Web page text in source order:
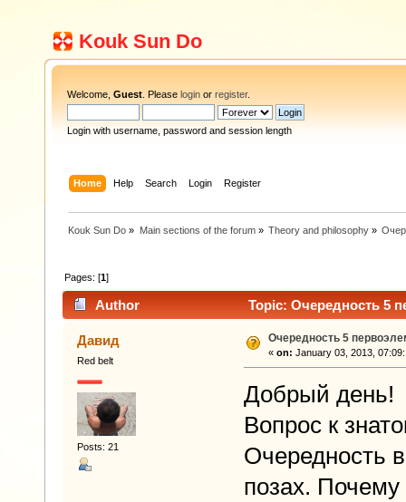
Kouk Sun Do
Welcome, Guest . Please login or register.
Login with username, password and session length
Home Help Search Login Register
Kouk Sun Do » Main sections of the forum» Theory and philosophy»
Pages: [1]
Author Topic: Очередность 5
Давид
Red belt
Posts: 21
Очередность 5
« on: January 03, 2013,
Добрый день!
Вопрос к
Очередность
позах.